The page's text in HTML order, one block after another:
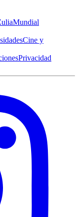
Mundial
Cine y
Privacidad